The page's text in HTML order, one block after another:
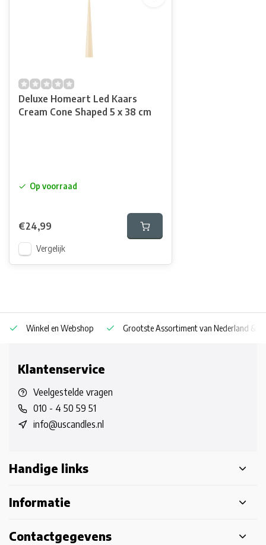
Deluxe Homeart Led Kaars
Cream Cone Shaped 5 x 38 cm
Op voorraad
€24,99
Vergelijk
Winkel en Webshop Grootste Assortiment van Nederland &
Klantenservice
Veelgestelde vragen
010 - 4 50 59 51
info@uscandles.nl
Handige links
Informatie
Contactgegevens